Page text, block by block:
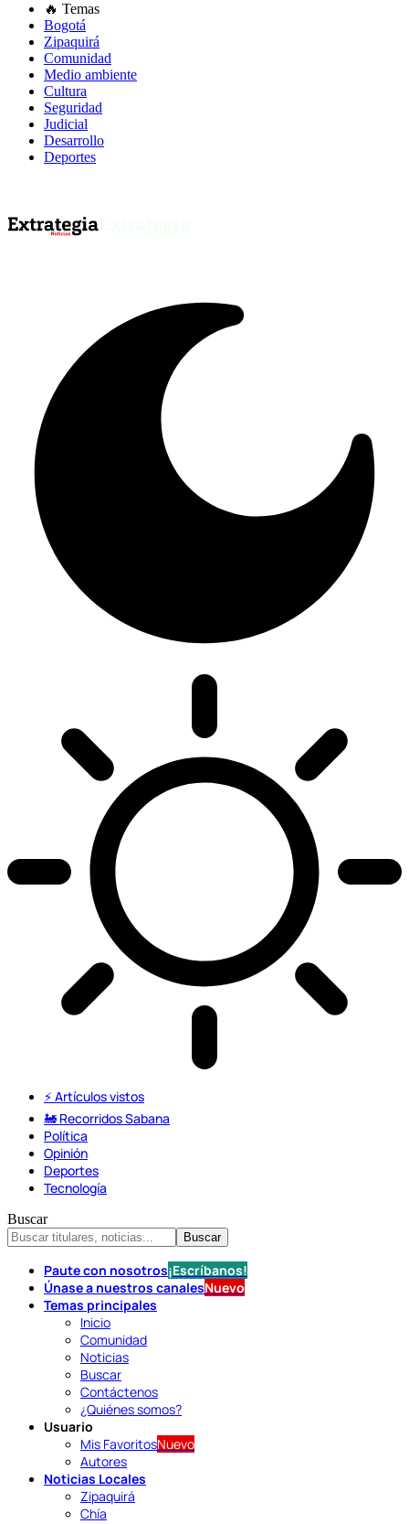
🔥 Temas
Bogotá
Zipaquirá
Comunidad
Medio ambiente
Cultura
Seguridad
Judicial
Desarrollo
Deportes
⚡️ Artículos vistos
🚂 Recorridos Sabana
Política
Opinión
Deportes
Tecnología
Buscar
Paute con nosotros¡Escríbanos!
Únase a nuestros canalesNuevo
Temas principales
Inicio
Comunidad
Noticias
Buscar
Contáctenos
¿Quiénes somos?
Usuario
Mis FavoritosNuevo
Autores
Noticias Locales
Zipaquirá
Chía